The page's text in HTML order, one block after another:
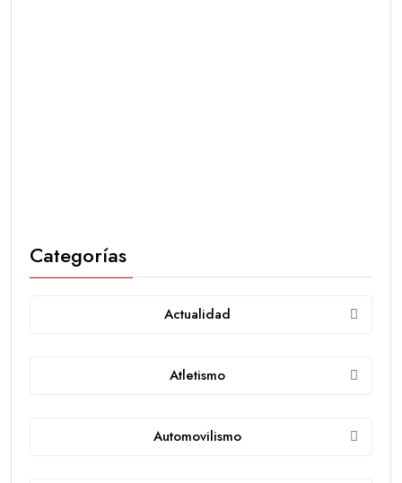
Categorías
Actualidad
Atletismo
Automovilismo